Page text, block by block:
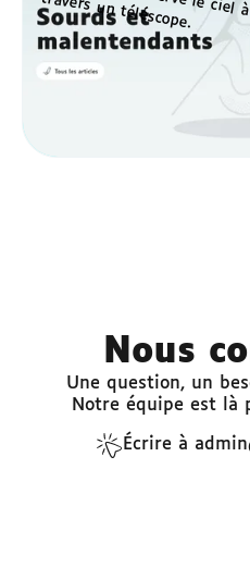
Nous
Une question, un
Notre équipe est là
Écrire à